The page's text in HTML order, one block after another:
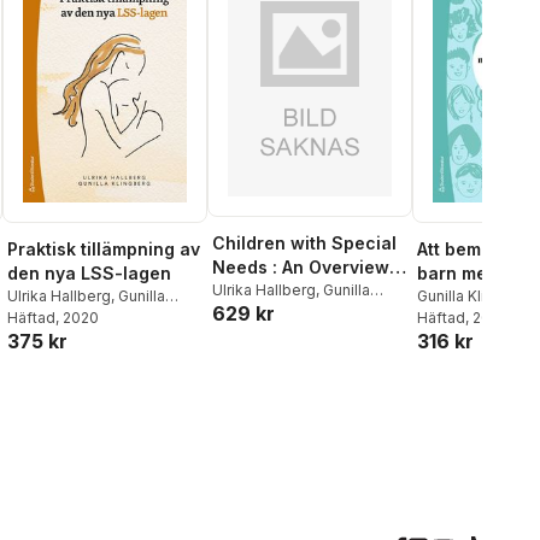
Praktisk tillämpning av
den nya LSS-lagen
Ulrika Hallberg, Gunilla
Klingberg
Häftad, 2020
375 kr
Children with Special
Needs : An Overview
of Knowledge on
Disability
Ulrika Hallberg, Gunilla
Klingberg
629 kr
Att bemöta
barn med
behov : inom
omsorg
Gunilla Klingberg
Hallberg
Häftad, 2024
316 kr